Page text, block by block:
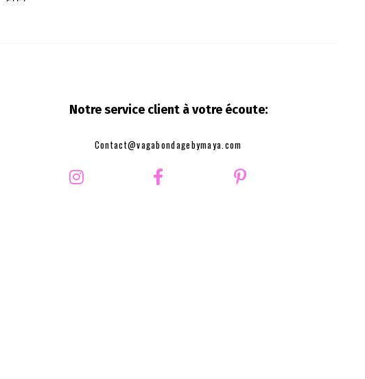
CIEL
Notre service client à votre écoute:
Contact@vagabondagebymaya.com